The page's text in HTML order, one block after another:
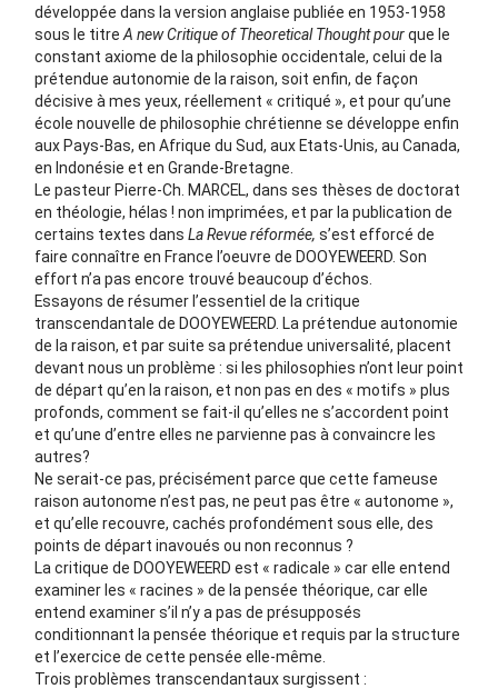
développée dans la version anglaise publiée en 1953-1958
sous le titre A new Critique of Theoretical Thoughtpourque le
constant axiome de la philosophie occidentale, celui de la
prétendue autonomie de la raison, soit enfin, de façon
décisive à mes yeux, réellement « critiqué », et pour qu’une
école nouvelle de philosophie chrétienne se développe enfin
aux Pays-Bas, en Afrique du Sud, aux Etats-Unis, au Canada,
en Indonésie et en Grande-Bretagne.
Le pasteur Pierre-Ch. MARCEL, dans ses thèses de doctorat
en théologie, hélas ! non imprimées, et par la publication de
certains textes dans La Revue réformée, s’est efforcé de
faire connaître en France l’oeuvre de DOOYEWEERD. Son
effort n’a pas encore trouvé beaucoup d’échos.
Essayons de résumer l’essentiel de la critique
transcendantale de DOOYEWEERD. La prétendue autonomie
de la raison, et par suite sa prétendue universalité, placent
devant nous un problème : si les philosophies n’ont leur point
de départ qu’en la raison, et non pas en des « motifs » plus
profonds, comment se fait-il qu’elles ne s’accordent point
et qu’une d’entre elles ne parvienne pas à convaincre les
autres?
Ne serait-ce pas, précisément parce que cette fameuse
raison autonome n’est pas, ne peut pas être « autonome »,
et qu’elle recouvre, cachés profondément sous elle, des
points de départ inavoués ou non reconnus ?
La critique de DOOYEWEERD est « radicale » car elle entend
examiner les « racines » de la pensée théorique, car elle
entend examiner s’il n’y a pas de présupposés
conditionnant la pensée théorique et requis par la structure
et l’exercice de cette pensée elle-même.
Trois problèmes transcendantaux surgissent :